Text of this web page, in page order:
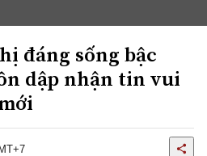
đáng sống bậc
dập nhận tin vui